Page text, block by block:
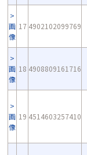
画
像
17 4902102099769
画
像
18 4908809161716
画
像
19 4514603257410